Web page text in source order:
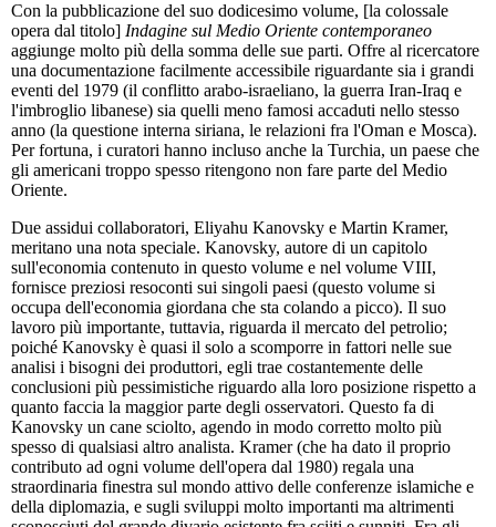
Con la pubblicazione del suo dodicesimo volume, [la colossale
opera dal titolo] Indagine sul Medio Oriente contemporaneo
aggiunge molto più della somma delle sue parti. Offre al ricercatore
una documentazione facilmente accessibile riguardante sia i grandi
eventi del 1979 (il conflitto arabo-israeliano, la guerra Iran-Iraq e
l'imbroglio libanese) sia quelli meno famosi accaduti nello stesso
anno (la questione interna siriana, le relazioni fra l'Oman e Mosca).
Per fortuna, i curatori hanno incluso anche la Turchia, un paese che
gli americani troppo spesso ritengono non fare parte del Medio
Oriente.
Due assidui collaboratori, Eliyahu Kanovsky e Martin Kramer,
meritano una nota speciale. Kanovsky, autore di un capitolo
sull'economia contenuto in questo volume e nel volume VIII,
fornisce preziosi resoconti sui singoli paesi (questo volume si
occupa dell'economia giordana che sta colando a picco). Il suo
lavoro più importante, tuttavia, riguarda il mercato del petrolio;
poiché Kanovsky è quasi il solo a scomporre in fattori nelle sue
analisi i bisogni dei produttori, egli trae costantemente delle
conclusioni più pessimistiche riguardo alla loro posizione rispetto a
quanto faccia la maggior parte degli osservatori. Questo fa di
Kanovsky un cane sciolto, agendo in modo corretto molto più
spesso di qualsiasi altro analista. Kramer (che ha dato il proprio
contributo ad ogni volume dell'opera dal 1980) regala una
straordinaria finestra sul mondo attivo delle conferenze islamiche e
della diplomazia, e sugli sviluppi molto importanti ma altrimenti